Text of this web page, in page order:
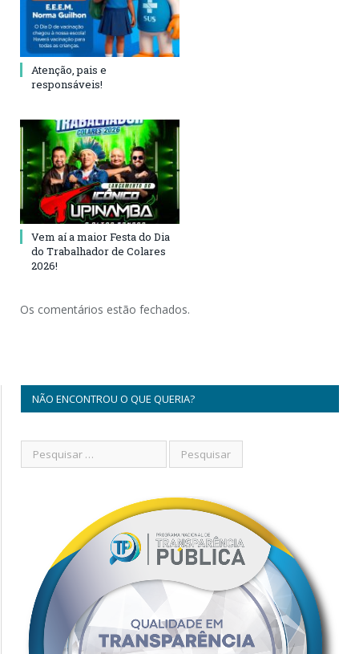
Atenção, pais e
responsáveis!
Vem aí a maior Festa do Dia
do Trabalhador de Colares
2026!
Os comentários estão fechados.
NÃO ENCONTROU O QUE QUERIA?